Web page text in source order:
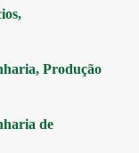
Produção
de